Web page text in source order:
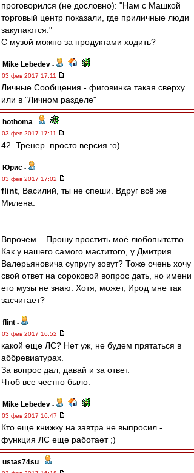
проговорился (не дословно): "Нам с Машкой
торговый центр показали, где приличные люди
закупаются."
С музой можно за продуктами ходить?
Mike Lebedev -
03 фев 2017 17:11
Личные Сообщения - фиговинка такая сверху
или в "Личном разделе"
hothoma -
03 фев 2017 17:11
42. Тренер. просто версия :о)
Юрис -
03 фев 2017 17:02
flint , Василий, ты не спеши. Вдруг всё же
Милена.
Впрочем... Прошу простить моё любопытство.
Как у нашего самого маститого, у Дмитрия
Валерьяновича супругу зовут? Тоже очень хочу
свой ответ на сороковой вопрос дать, но имени
его музы не знаю. Хотя, может, Ирод мне так
засчитает?
flint -
03 фев 2017 16:52
какой еще ЛС? Нет уж, не будем прятаться в
аббревиатурах.
За вопрос дал, давай и за ответ.
Чтоб все честно было.
Mike Lebedev -
03 фев 2017 16:47
Кто еще книжку на завтра не выпросил -
функция ЛС еще работает ;)
ustas74su -